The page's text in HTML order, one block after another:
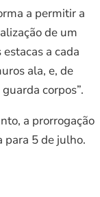
a permitir a
de um
a cada
ala, e, de
corpos”.
a prorrogação
para 5 de julho.